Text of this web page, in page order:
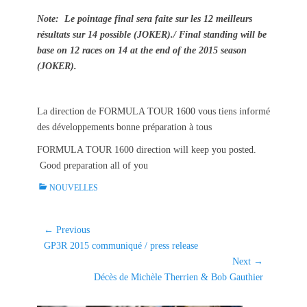
Note: Le pointage final sera faite sur les 12 meilleurs
résultats sur 14 possible (JOKER)./ Final standing will be
base on 12 races on 14 at the end of the 2015 season
(JOKER).
La direction de FORMULA TOUR 1600 vous tiens informé
des développements bonne préparation à tous
FORMULA TOUR 1600 direction will keep you posted.
Good preparation all of you
C
NOUVELLES
Navigation
de
← Previous
Previous
GP3R 2015 communiqué / press release
Next →
Décès de Michèle Therrien & Bob Gauthier